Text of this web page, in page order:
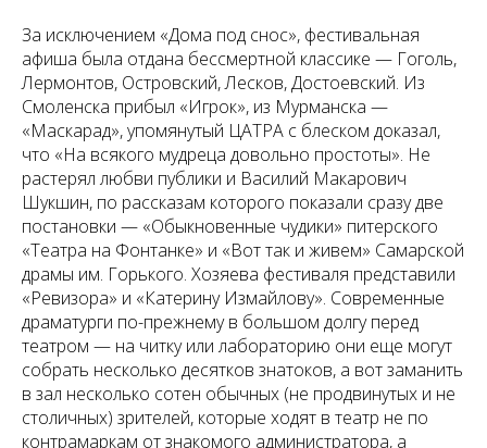
За исключением «Дома под снос», фестивальная
афиша была отдана бессмертной классике — Гоголь,
Лермонтов, Островский, Лесков, Достоевский. Из
Смоленска прибыл «Игрок», из Мурманска —
«Маскарад», упомянутый ЦАТРА с блеском доказал,
что «На всякого мудреца довольно простоты». Не
растерял любви публики и Василий Макарович
Шукшин, по рассказам которого показали сразу две
постановки — «Обыкновенные чудики» питерского
«Театра на Фонтанке» и «Вот так и живем» Самарской
драмы им. Горького. Хозяева фестиваля представили
«Ревизора» и «Катерину Измайлову». Современные
драматурги по-прежнему в большом долгу перед
театром — на читку или лабораторию они еще могут
собрать несколько десятков знатоков, а вот заманить
в зал несколько сотен обычных (не продвинутых и не
столичных) зрителей, которые ходят в театр не по
контрамаркам от знакомого администратора, а